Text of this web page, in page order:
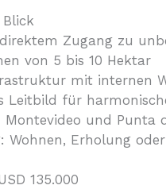
Zugang zu
von 5 bis 10 Hektar
mit internen
Leitbild für
Montevideo und Punta
Wohnen, Erholung
135.000